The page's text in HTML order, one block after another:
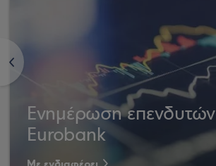
<
Ενημέρωση επενδυτών
Eurobank